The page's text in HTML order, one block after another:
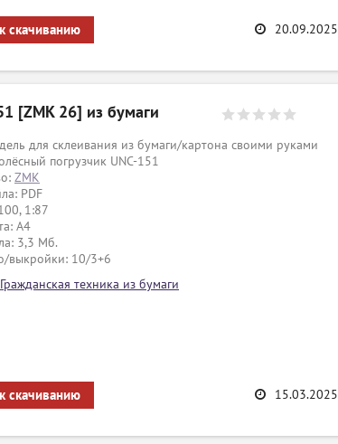
скачиванию 20.09.2025
[ZMK 26] из бумаги
для склеивания из бумаги/картона своими руками
погрузчик UNC-151
ZMK
PDF
1:87
А4
3,3 Мб.
выкройки: 10/3+6
Гражданская техника из бумаги
скачиванию 15.03.2025